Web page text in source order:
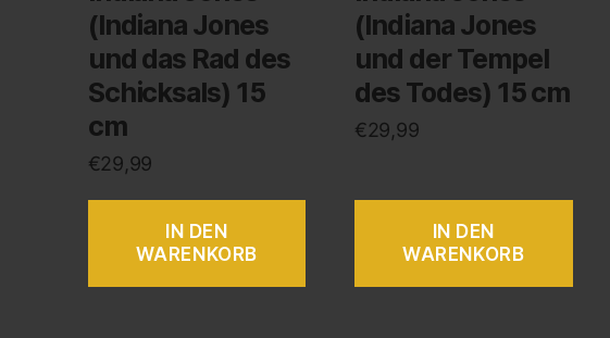
(Indiana Jones
und das Rad des
Schicksals) 15
cm
€29,99
IN DEN
WARENKORB
(Indiana Jones
und der Tempel
des Todes) 15 cm
€29,99
IN DEN
WARENKORB